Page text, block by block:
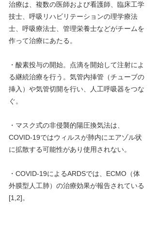
治療は、複数の医師および看護師、臨床工学
技士、呼吸リハビリテーションの理学療法
士、呼吸療法士、管理栄養士などがチームを
作って治療にあたる。
・酸素投与の開始。点滴を開始して注射によ
る継続治療を行う。気管内挿管（チューブの
挿入）や気管切開を行い、人工呼吸器をつな
ぐ。
・マスク式の非侵襲的陽圧換気法は、
COVID-19ではウィルスが肺内にエアゾル状
に拡散する可能性があり使用されない。
・COVID-19によるARDSでは、ECMO（体
外膜型人工肺）の治療効果が報告されている
[1,2]。